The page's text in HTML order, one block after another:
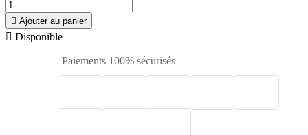
 Ajouter au panier
 Disponible
Paiements 100% sécurisés